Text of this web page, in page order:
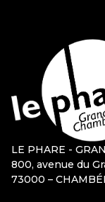
LE PHARE -
800, avenue du
73000 –